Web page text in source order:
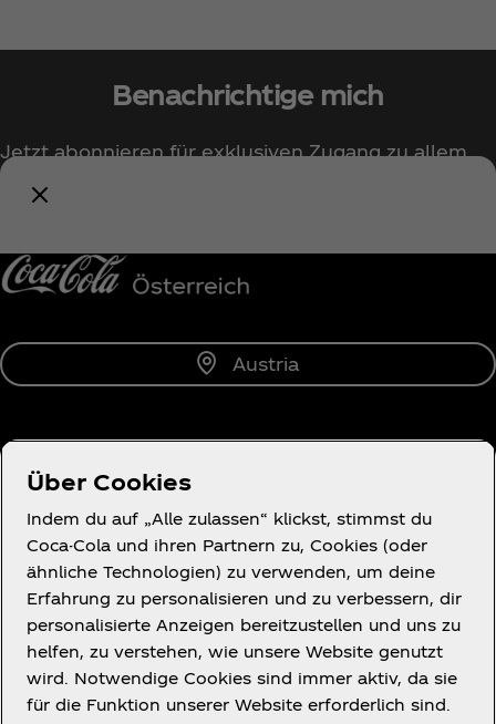
Benachrichtige mich
Jetzt abonnieren für exklusiven Zugang zu allem
Austria
Über uns
Wir helfen gern.
Über Cookies
Indem du auf „Alle zulassen“ klickst, stimmst du
Coca-Cola und ihren Partnern zu, Cookies (oder
ähnliche Technologien) zu verwenden, um deine
Erfahrung zu personalisieren und zu verbessern, dir
personalisierte Anzeigen bereitzustellen und uns zu
helfen, zu verstehen, wie unsere Website genutzt
wird. Notwendige Cookies sind immer aktiv, da sie
für die Funktion unserer Website erforderlich sind.